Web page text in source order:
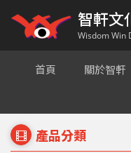
智軒文
Wisdom Win
首頁 關於智軒
產品分類